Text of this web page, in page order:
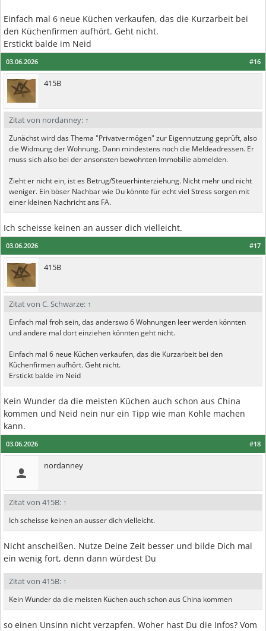
Einfach mal 6 neue Küchen verkaufen, das die Kurzarbeit bei
den Küchenfirmen aufhört. Geht nicht.
Erstickt balde im Neid
#16
03.06.2026
415B
Zitat von nordanney: ↑
Zunächst wird das Thema "Privatvermögen" zur Eigennutzung geprüft, also
die Widmung der Wohnung. Dann mindestens noch die Meldeadressen. Er
muss sich also bei der ansonsten bewohnten Immobilie abmelden.
Zieht er nicht ein, ist es Betrug/Steuerhinterziehung. Nicht mehr und nicht
weniger. Ein böser Nachbar wie Du könnte für echt viel Stress sorgen mit
einer kleinen Nachricht ans FA.
Ich scheisse keinen an ausser dich vielleicht.
#17
03.06.2026
415B
Zitat von C. Schwarze: ↑
Einfach mal froh sein, das anderswo 6 Wohnungen leer werden könnten
und andere mal dort einziehen könnten geht nicht.
Einfach mal 6 neue Küchen verkaufen, das die Kurzarbeit bei den
Küchenfirmen aufhört. Geht nicht.
Erstickt balde im Neid
Kein Wunder da die meisten Küchen auch schon aus China
kommen und Neid nein nur ein Tipp wie man Kohle machen
kann.
#18
03.06.2026
nordanney
Zitat von 415B: ↑
Ich scheisse keinen an ausser dich vielleicht.
Nicht anscheißen. Nutze Deine Zeit besser und bilde Dich mal
ein wenig fort, denn dann würdest Du
Zitat von 415B: ↑
Kein Wunder da die meisten Küchen auch schon aus China kommen
so einen Unsinn nicht verzapfen. Woher hast Du die Infos? Vom